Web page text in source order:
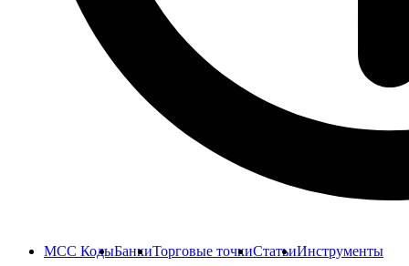
MCC КодыБанкиТорговые точкиСтатьиИнструменты